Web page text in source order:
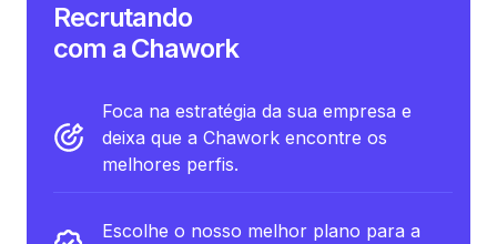
Recrutando
com a Chawork
Foca na estratégia da sua empresa e
deixa que a Chawork encontre os
melhores perfis.
Escolhe o nosso melhor plano para a